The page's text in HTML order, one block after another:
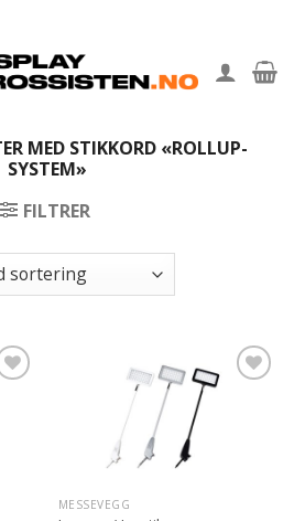
MED STIKKORD «ROLLUP-
SYSTEM»
FILTRER
MESSEVEGG